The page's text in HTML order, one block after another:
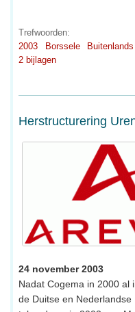
Trefwoorden:
2003
Borssele
2 bijlagen
Herstructurering
24 november 2003
Nadat Cogema in 2000 al
de Duitse en Nederlandse